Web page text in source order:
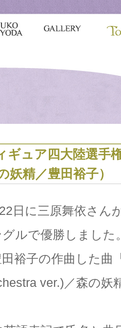
ギュア四大陸選手
妖精／豊田裕子）
日に三原舞依さん
ルで優勝しました
裕子の作曲した曲
ver.)／森の妖